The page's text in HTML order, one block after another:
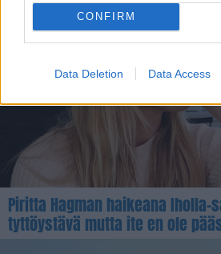
CONFIRM
Data Deletion Data Access
Piritta Hagman haikeana Iholla-
tyttöystävä mutta ite en ole